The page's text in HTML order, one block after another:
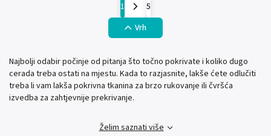
1
5
Vrh
Najbolji odabir počinje od pitanja što točno pokrivate i koliko dugo
cerada treba ostati na mjestu. Kada to razjasnite, lakše ćete odlučiti
treba li vam lakša pokrivna tkanina za brzo rukovanje ili čvršća
izvedba za zahtjevnije prekrivanje.
Želim saznati više